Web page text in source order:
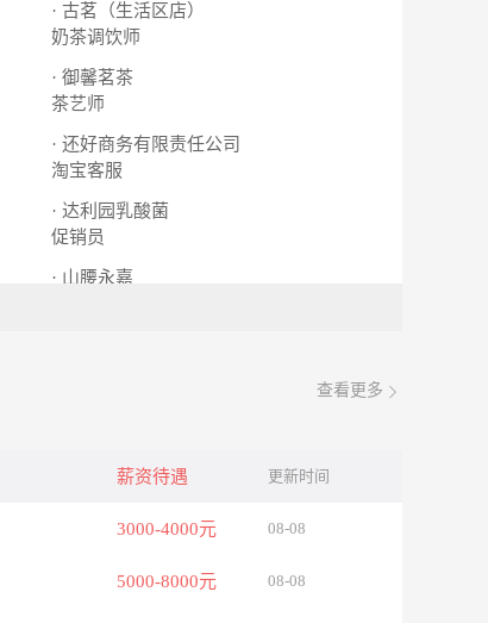
· 古茗（生活区店）
奶茶调饮师
· 御馨茗茶
茶艺师
· 还好商务有限责任公司
淘宝客服
· 达利园乳酸菌
促销员
· 山腰永嘉
查看更多
薪资待遇 更新时间
3000-4000元 08-08
5000-8000元 08-08